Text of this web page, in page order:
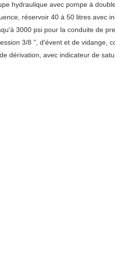
hydraulique avec pompe à
réservoir 40 à 50 litres avec
3000 psi pour la conduite de
3/8 ”, d'évent et de vidange,
dérivation, avec indicateur de